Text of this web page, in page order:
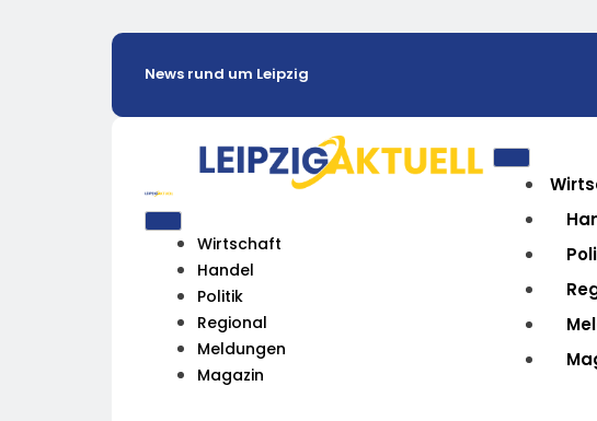
News rund um Leipzig
Wirtschaft
Handel
Politik
Regional
Meldungen
Magazin